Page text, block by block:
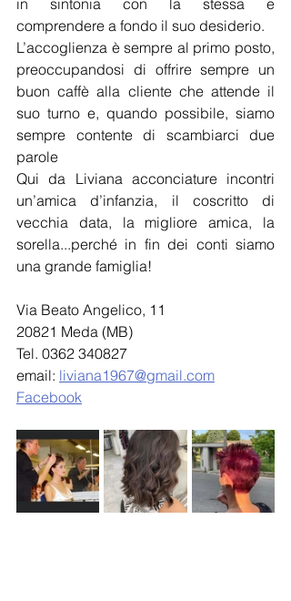
in sintonia con la stessa e
comprendere a fondo il suo desiderio.
L’accoglienza è sempre al primo posto,
preoccupandosi di offrire sempre un
buon caffè alla cliente che attende il
suo turno e, quando possibile, siamo
sempre contente di scambiarci due
parole
Qui da Liviana acconciature incontri
un’amica d’infanzia, il coscritto di
vecchia data, la migliore amica, la
sorella...perché in fin dei conti siamo
una grande famiglia!
Via Beato Angelico, 11
20821 Meda (MB)
Tel. 0362 340827
email: liviana1967@gmail.com
Facebook